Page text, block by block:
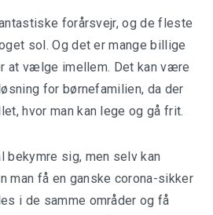
forårsvejr, og de fleste
sol. Og det er mange billige
at vælge imellem. Det kan være
for børnefamilien, da der
hvor man kan lege og gå frit.
bekymre sig, men selv kan
man få en ganske corona-sikker
i de samme områder og få